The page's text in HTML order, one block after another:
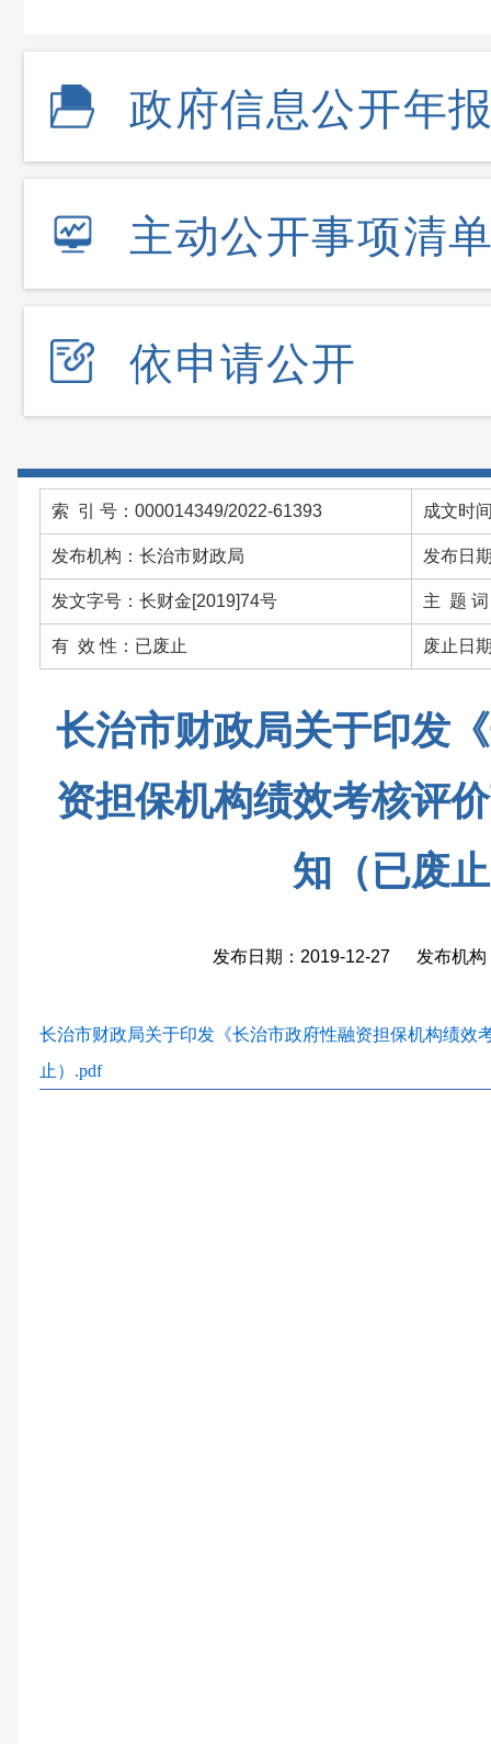
政府信息公开年
主动公开事项清
依申请公开
索 引 号：000014349/2022-61393 成文时
发布机构：长治市财政局 发布日
发文字号：长财金[2019]74号 主 题 词
有 效 性：已废止 废止日
长治市财政局关于印发
资担保机构绩效考核评
知（已废
发布日期：2019-12-27 发布机构
长治市财政局关于印发《长治市政府性融资担保机构绩效
止）.pdf